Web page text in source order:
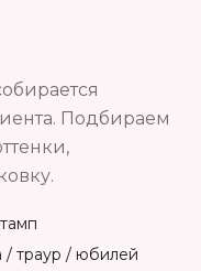
Подбираем
траур / юбилей